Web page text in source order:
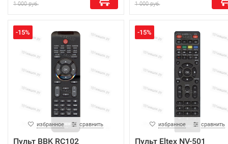
1 000 руб. 1 000 руб.
-15%
избранное сравнить
Пульт BBK RC102
-15%
избранное сравнить
Пульт Eltex NV-501